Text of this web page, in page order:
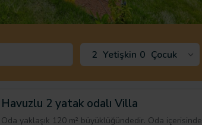
2 Yetişkin 0 Çocuk
Havuzlu 2 yatak odalı Villa
Oda yaklaşık 120 m² büyüklüğündedir. Oda içerisinde